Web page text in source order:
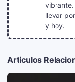
vibrante.
llevar
y hoy.
Articulos